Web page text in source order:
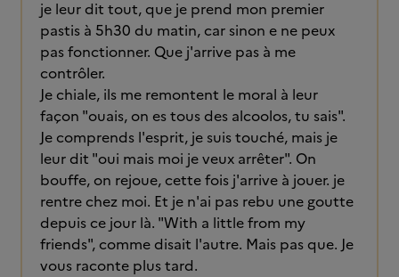
je leur dit tout, que je prend mon premier
pastis à 5h30 du matin, car sinon e ne peux
pas fonctionner. Que j'arrive pas à me
contrôler.
Je chiale, ils me remontent le moral à leur
façon "ouais, on es tous des alcoolos, tu sais".
Je comprends l'esprit, je suis touché, mais je
leur dit "oui mais moi je veux arrêter". On
bouffe, on rejoue, cette fois j'arrive à jouer. je
rentre chez moi. Et je n'ai pas rebu une goutte
depuis ce jour là. "With a little from my
friends", comme disait l'autre. Mais pas que. Je
vous raconte plus tard.